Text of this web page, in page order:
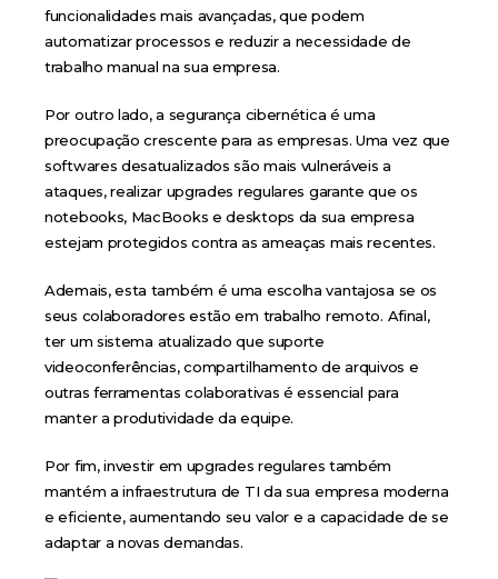
funcionalidades mais avançadas, que podem
automatizar processos e reduzir a necessidade de
trabalho manual na sua empresa.
Por outro lado, a segurança cibernética é uma
preocupação crescente para as empresas. Uma vez que
softwares desatualizados são mais vulneráveis a
ataques, realizar upgrades regulares garante que os
notebooks, MacBooks e desktops da sua empresa
estejam protegidos contra as ameaças mais recentes.
Ademais, esta também é uma escolha vantajosa se os
seus colaboradores estão em trabalho remoto. Afinal,
ter um sistema atualizado que suporte
videoconferências, compartilhamento de arquivos e
outras ferramentas colaborativas é essencial para
manter a produtividade da equipe.
Por fim, investir em upgrades regulares também
mantém a infraestrutura de TI da sua empresa moderna
e eficiente, aumentando seu valor e a capacidade de se
adaptar a novas demandas.